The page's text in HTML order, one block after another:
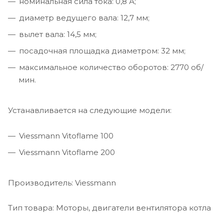
диаметр ведущего вала: 12,7 мм;
вылет вала: 14,5 мм;
посадочная площадка диаметром: 32 мм;
максимальное количество оборотов: 2770 об/
мин.
Устанавливается на следующие модели:
Viessmann Vitoflame 100
Viessmann Vitoflame 200
Производитель: Viessmann
Тип товара: Моторы, двигатели вентилятора котла